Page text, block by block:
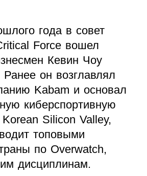
года в совет
Force вошел
Кевин Чоу
он возглавлял
Kabam и основал
киберспортивную
Silicon Valley,
топовыми
по Overwatch,
дисциплинам.